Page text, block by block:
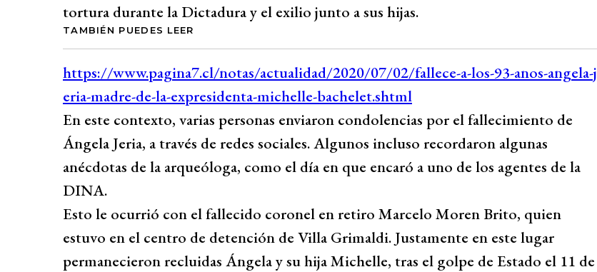
tortura durante la Dictadura y el exilio junto a sus hijas.
TAMBIÉN PUEDES LEER
En este contexto, varias personas enviaron condolencias por el fallecimiento de
Ángela Jeria, a través de redes sociales. Algunos incluso recordaron algunas
anécdotas de la arqueóloga, como el día en que encaró a uno de los agentes de la
DINA.
Esto le ocurrió con el fallecido coronel en retiro Marcelo Moren Brito, quien
estuvo en el centro de detención de Villa Grimaldi. Justamente en este lugar
permanecieron recluidas Ángela y su hija Michelle, tras el golpe de Estado el 11 de